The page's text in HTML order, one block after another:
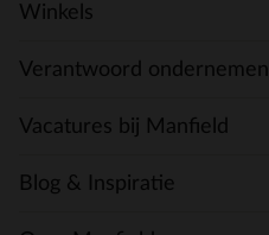
Winkels
Verantwoord ondernemen
Vacatures bij Manfield
Blog & Inspiratie